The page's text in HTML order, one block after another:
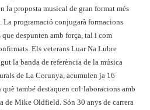
la proposta musical de gran format més
La programació conjugarà formacions
que despunten amb força, tal i com
Els veterans Luar Na Lubre
la banda de referència de la música
de La Corunya, acumulen ja 16
què també destaquen col·laboracions amb
de Mike Oldfield. Són 30 anys de carrera